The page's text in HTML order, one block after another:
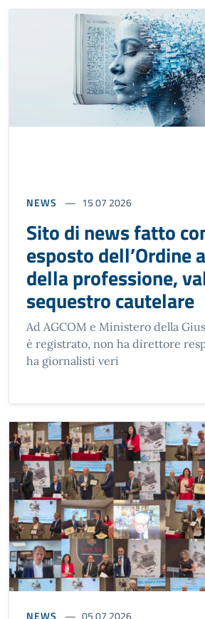
NEWS 15 07 2026
Sito di news fatto
esposto dell’Ordine
della professione,
sequestro cautelare
Ad AGCOM e Ministero della
è registrato, non ha direttore
ha giornalisti veri
NEWS 05 07 2026